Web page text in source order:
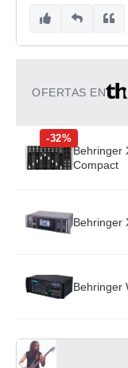
OFERTAS EN
-32%
Behringer
Compact
Behringer
Behringer